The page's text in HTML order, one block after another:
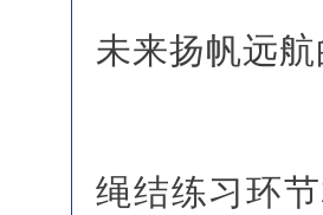
未来扬帆远
绳结练习环